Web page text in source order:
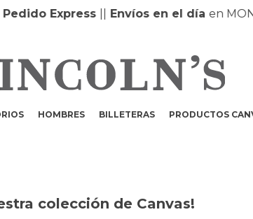
Express||Envíos en el díaen
HOMBRES BILLETERAS PRODUCTOS
colección de Canvas!